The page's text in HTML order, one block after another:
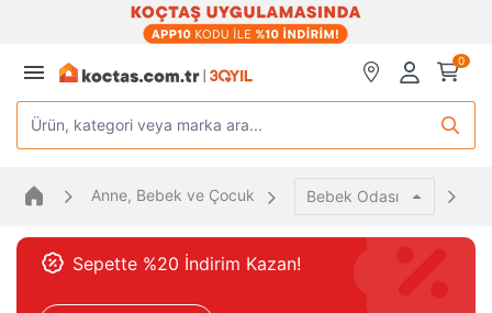
0
Ürün, kategori veya marka ara...
Anne, Bebek ve Çocuk Bebek Odası
Sepette %20 İndirim Kazan!